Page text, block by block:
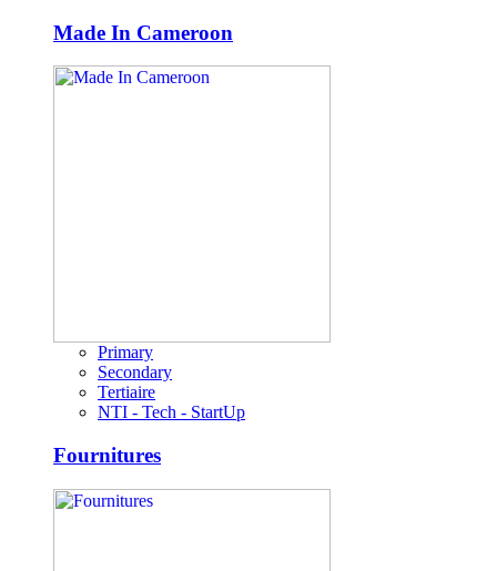
Made In Cameroon
Primary
Secondary
Tertiaire
NTI - Tech - StartUp
Fournitures